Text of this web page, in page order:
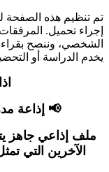
تم تنظيم هذه الصفحة
إجراء تحميل.
الشخصي، وننصح
يخدم الدراسة أو
📢 إذاعة
ملف إذاعي جاهز
الآخرين التي